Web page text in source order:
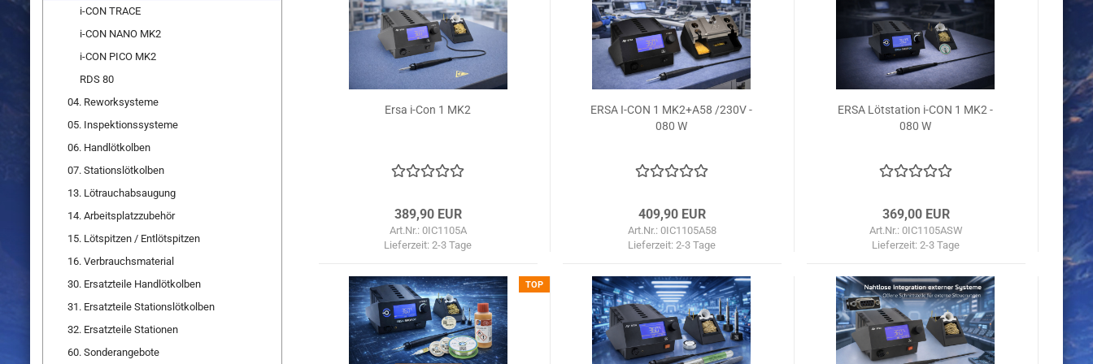
Ersa i-Con 1 MK2
389,90 EUR
Art.Nr.: 0IC1105A
Lieferzeit:2-3 Tage
ERSA I-CON 1 MK2+A58 /230V -
080 W
409,90 EUR
Art.Nr.: 0IC1105A58
Lieferzeit:2-3 Tage
ERSA Lötstation i-CON 1 MK2 -
080 W
369,00 EUR
Art.Nr.: 0IC1105ASW
Lieferzeit:2-3 Tage
TOP
i-CON TRACE
i-CON NANO MK2
i-CON PICO MK2
RDS 80
04. Reworksysteme
05. Inspektionssysteme
06. Handlötkolben
07. Stationslötkolben
13. Lötrauchabsaugung
14. Arbeitsplatzzubehör
15. Lötspitzen / Entlötspitzen
16. Verbrauchsmaterial
30. Ersatzteile Handlötkolben
31. Ersatzteile Stationslötkolben
32. Ersatzteile Stationen
60. Sonderangebote